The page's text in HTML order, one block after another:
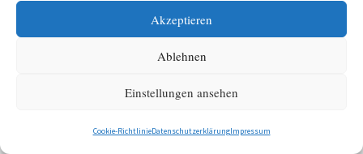
Akzeptieren
Ablehnen
Einstellungen ansehen
Cookie-RichtlinieDatenschutzerklärungImpressum